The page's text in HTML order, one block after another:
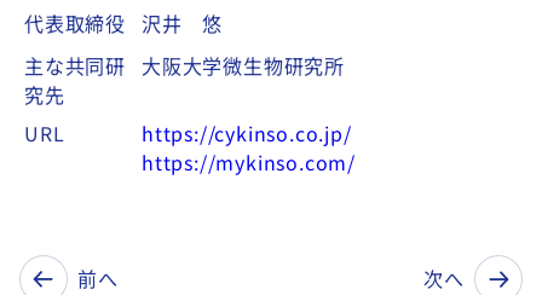
代表取締役 沢井 悠
主な共同研
究先
大阪大学微生物研究所
URL
https://cykinso.co.jp/
https://mykinso.com/
前へ 次へ